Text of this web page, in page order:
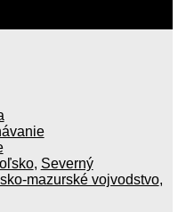
, Severný
mazurské vojvodstvo,